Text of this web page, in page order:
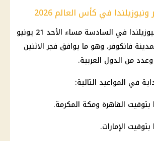
في كأس العالم 2026
تقام مباراة مصر ونيوزيلندا في السادسة مساء الأحد 21 يونيو
فانكوفر، وهو ما يوافق فجر الاثنين
في المواعيد التالية: